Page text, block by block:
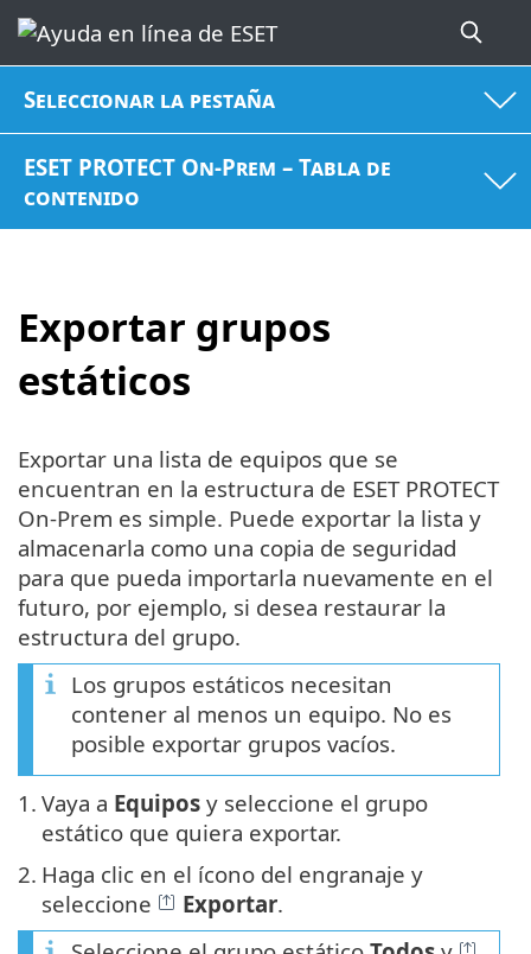
Seleccionar la pestaña
ESET PROTECT On-Prem – Tabla de
contenido
Exportar grupos
estáticos
Exportar una lista de equipos que se
encuentran en la estructura de ESET PROTECT
On-Prem es simple. Puede exportar la lista y
almacenarla como una copia de seguridad
para que pueda importarla nuevamente en el
futuro, por ejemplo, si desea restaurar la
estructura del grupo.
Los grupos estáticos necesitan
contener al menos un equipo. No es
posible exportar grupos vacíos.
1. Vaya a Equipos y seleccione el grupo
estático que quiera exportar.
2. Haga clic en el ícono del engranaje y
seleccione
Exportar.